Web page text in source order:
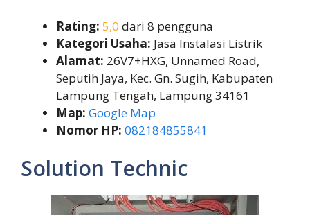
Rating: 5,0 dari 8 pengguna
Kategori Usaha: Jasa Instalasi Listrik
Alamat: 26V7+HXG, Unnamed Road,
Seputih Jaya, Kec. Gn. Sugih, Kabupaten
Lampung Tengah, Lampung 34161
Map: Google Map
Nomor HP: 082184855841
Solution Technic